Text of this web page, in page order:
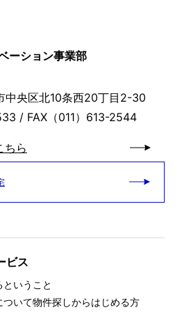
ーション事業部
中央区北10条西20丁目2-30
/ FAX（011）613-2544
ちら
ビス
いうこと
ついて物件探しからはじめる方